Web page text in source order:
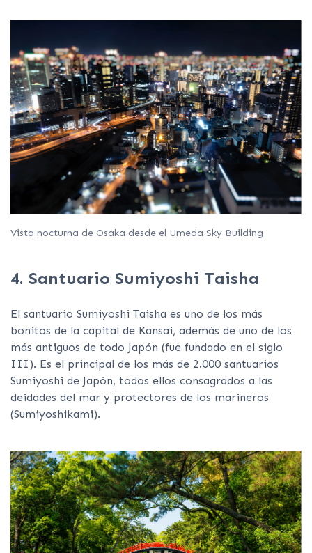
Vista nocturna de Osaka desde el Umeda Sky Building
4. Santuario Sumiyoshi Taisha
El santuario Sumiyoshi Taisha es uno de los más
bonitos de la capital de Kansai, además de uno de los
más antiguos de todo Japón (fue fundado en el siglo
III). Es el principal de los más de 2.000 santuarios
Sumiyoshi de Japón, todos ellos consagrados a las
deidades del mar y protectores de los marineros
(Sumiyoshikami).